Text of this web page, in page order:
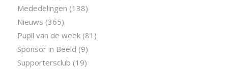
Mededelingen (138)
Nieuws (365)
Pupil van de week(81)
Sponsor in Beeld (9)
Supportersclub (19)